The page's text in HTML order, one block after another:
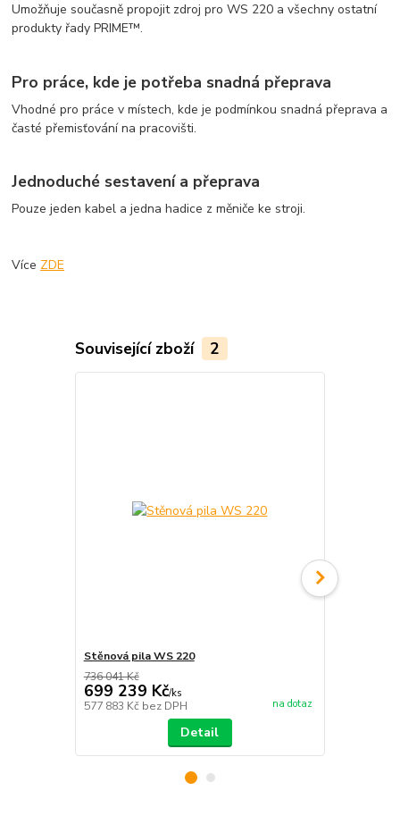
Umožňuje současně propojit zdroj pro WS 220 a všechny ostatní
produkty řady PRIME™.
Pro práce, kde je potřeba snadná přeprava
Vhodné pro práce v místech, kde je podmínkou snadná přeprava a
časté přemisťování na pracovišti.
Jednoduché sestavení a přeprava
Pouze jeden kabel a jedna hadice z měniče ke stroji.
Více ZDE
Související zboží 2
Stěnová pila WS 220
736 041 Kč
699 239 Kč/ks
577 883 Kč bez DPH na dotaz
Detail